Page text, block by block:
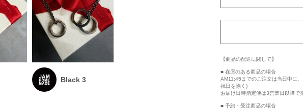
Black 3
【商品の配送に関して】
■ 在庫のある商品の場合
AM11:45までのご注文は当日中に
祝日を除く)
お届け日時指定便は3営業日以降で
■ 予約・受注商品の場合